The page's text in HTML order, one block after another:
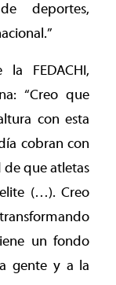
deportes,
FEDACHI,
“Creo que
con esta
cobran con
que atletas
(…). Creo
un fondo
gente y a la